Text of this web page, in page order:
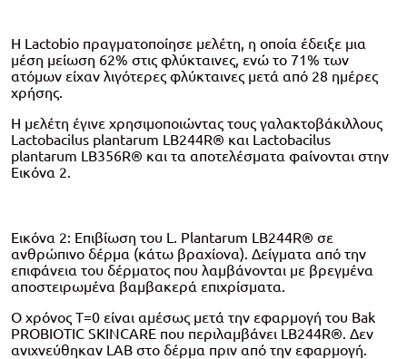
Η Lactobio πραγματοποίησε μελέτη, η οποία έδειξε μια
μέση μείωση 62% στις φλύκταινες, ενώ το 71% των
ατόμων είχαν λιγότερες φλύκταινες μετά από 28 ημέρες
χρήσης.
Η μελέτη έγινε χρησιμοποιώντας τους γαλακτοβάκιλλους
Lactobacilus plantarum LB244R® και Lactobacilus
plantarum LB356R® και τα αποτελέσματα φαίνονται στην
Εικόνα 2.
Εικόνα 2: Επιβίωση του L. Plantarum LB244R® σε
ανθρώπινο δέρμα (κάτω βραχίονα). Δείγματα από την
επιφάνεια του δέρματος που λαμβάνονται με βρεγμένα
αποστειρωμένα βαμβακερά επιχρίσματα.
Ο χρόνος T=0 είναι αμέσως μετά την εφαρμογή του Bak
PROBIOTIC SKINCARE που περιλαμβάνει LB244R®. Δεν
ανιχνεύθηκαν LAB στο δέρμα πριν από την εφαρμογή.